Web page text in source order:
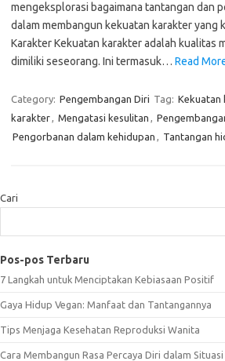
mengeksplorasi bagaimana tantangan dan
dalam membangun kekuatan karakter yang
Karakter Kekuatan karakter adalah kualitas
dimiliki seseorang. Ini termasuk… Read
Category: Pengembangan Diri Tag: Kekuatan
karakter, Mengatasi kesulitan ,
Pengorbanan dalam kehidupan , Tantangan
Cari
Pos-pos Terbaru
7 Langkah untuk Menciptakan Kebiasaan Positif
Gaya Hidup Vegan: Manfaat dan Tantangannya
Tips Menjaga Kesehatan Reproduksi Wanita
Cara Membangun Rasa Percaya Diri dalam Situasi